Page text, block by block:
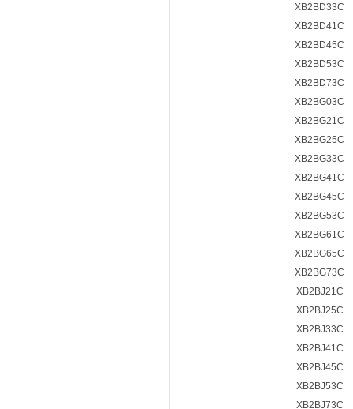
XB2BD33C
XB2BD41C
XB2BD45C
XB2BD53C
XB2BD73C
XB2BG03C
XB2BG21C
XB2BG25C
XB2BG33C
XB2BG41C
XB2BG45C
XB2BG53C
XB2BG61C
XB2BG65C
XB2BG73C
XB2BJ21C
XB2BJ25C
XB2BJ33C
XB2BJ41C
XB2BJ45C
XB2BJ53C
XB2BJ73C